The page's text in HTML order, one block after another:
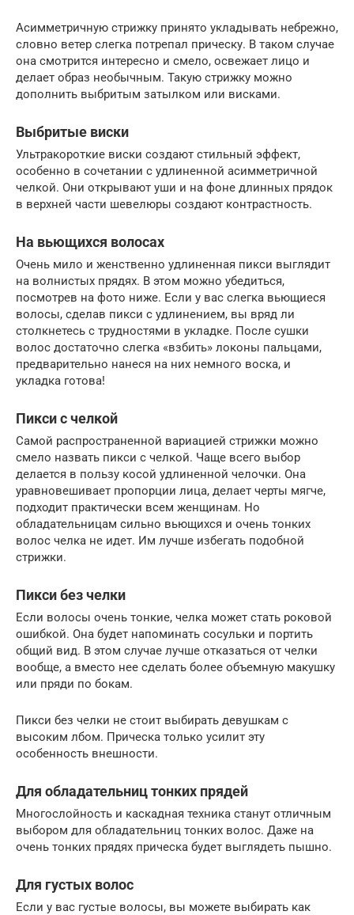
Асимметричную стрижку принято укладывать небрежно,
словно ветер слегка потрепал прическу. В таком случае
она смотрится интересно и смело, освежает лицо и
делает образ необычным. Такую стрижку можно
дополнить выбритым затылком или висками.
Выбритые виски
Ультракороткие виски создают стильный эффект,
особенно в сочетании с удлиненной асимметричной
челкой. Они открывают уши и на фоне длинных прядок
в верхней части шевелюры создают контрастность.
На вьющихся волосах
Очень мило и женственно удлиненная пикси выглядит
на волнистых прядях. В этом можно убедиться,
посмотрев на фото ниже. Если у вас слегка вьющиеся
волосы, сделав пикси с удлинением, вы вряд ли
столкнетесь с трудностями в укладке. После сушки
волос достаточно слегка «взбить» локоны пальцами,
предварительно нанеся на них немного воска, и
укладка готова!
Пикси с челкой
Самой распространенной вариацией стрижки можно
смело назвать пикси с челкой. Чаще всего выбор
делается в пользу косой удлиненной челочки. Она
уравновешивает пропорции лица, делает черты мягче,
подходит практически всем женщинам. Но
обладательницам сильно вьющихся и очень тонких
волос челка не идет. Им лучше избегать подобной
стрижки.
Пикси без челки
Если волосы очень тонкие, челка может стать роковой
ошибкой. Она будет напоминать сосульки и портить
общий вид. В этом случае лучше отказаться от челки
вообще, а вместо нее сделать более объемную макушку
или пряди по бокам.
Пикси без челки не стоит выбирать девушкам с
высоким лбом. Прическа только усилит эту
особенность внешности.
Для обладательниц тонких прядей
Многослойность и каскадная техника станут отличным
выбором для обладательниц тонких волос. Даже на
очень тонких прядях прическа будет выглядеть пышно.
Для густых волос
Если у вас густые волосы, вы можете выбирать как